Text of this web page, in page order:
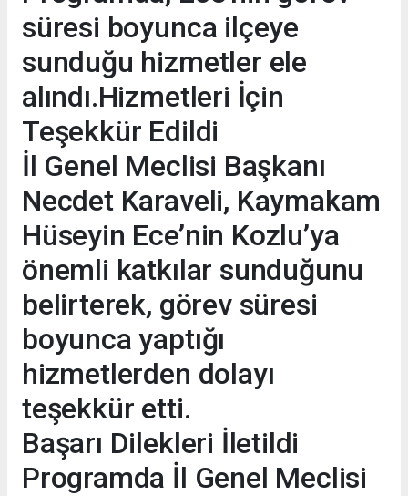
süresi boyunca ilçeye
sunduğu hizmetler ele
alındı.Hizmetleri İçin
Teşekkür Edildi
İl Genel Meclisi Başkanı
Necdet Karaveli, Kaymakam
Hüseyin Ece’nin Kozlu’ya
önemli katkılar sunduğunu
belirterek, görev süresi
boyunca yaptığı
hizmetlerden dolayı
teşekkür etti.
Başarı Dilekleri İletildi
Programda İl Genel Meclisi